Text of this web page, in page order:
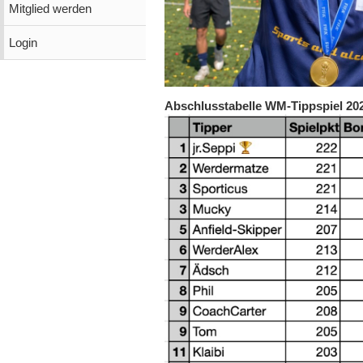
Mitglied werden
Login
Abschlusstabelle WM-Tippspiel